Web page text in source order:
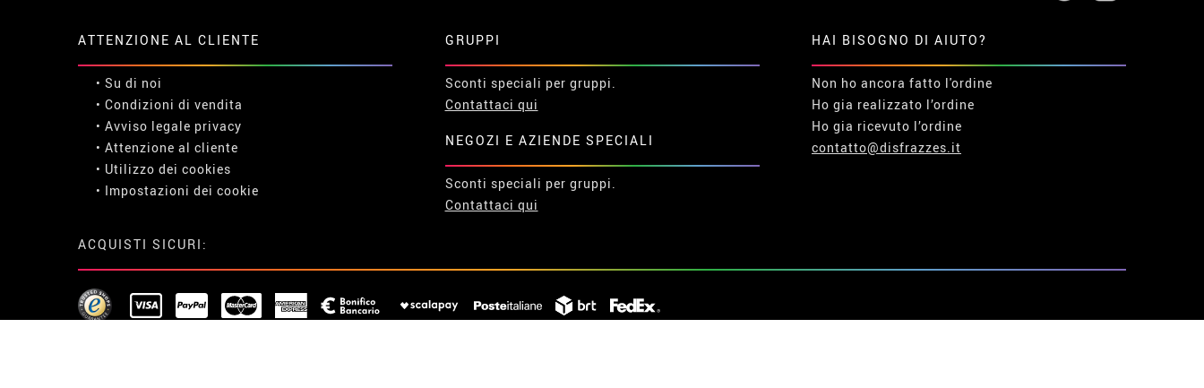
ATTENZIONE AL CLIENTE
• Su di noi
• Condizioni di vendita
• Avviso legale privacy
• Attenzione al cliente
• Utilizzo dei cookies
• Impostazioni dei cookie
GRUPPI
Sconti speciali per gruppi.
Contattaci qui
NEGOZI E AZIENDE SPECIALI
Sconti speciali per gruppi.
Contattaci qui
HAI BISOGNO DI AIUTO?
Non ho ancora fatto l'ordine
Ho gia realizzato l’ordine
Ho gia ricevuto l’ordine
contatto@disfrazzes.it
ACQUISTI SICURI: